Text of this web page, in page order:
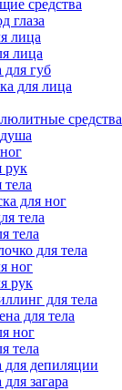
средства
глаза
лица
лица
для губ
для лица
средства
рук
для ног
тела
тела
для тела
ног
рук
для тела
для тела
ног
тела
для депиляции
загара